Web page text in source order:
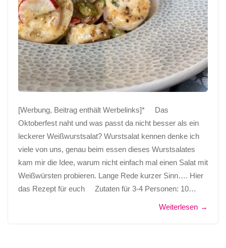
[Werbung, Beitrag enthält Werbelinks]* Das
Oktoberfest naht und was passt da nicht besser als ein
leckerer Weißwurstsalat? Wurstsalat kennen denke ich
viele von uns, genau beim essen dieses Wurstsalates
kam mir die Idee, warum nicht einfach mal einen Salat mit
Weißwürsten probieren. Lange Rede kurzer Sinn…. Hier
das Rezept für euch Zutaten für 3-4 Personen: 10…
Weiterlesen →